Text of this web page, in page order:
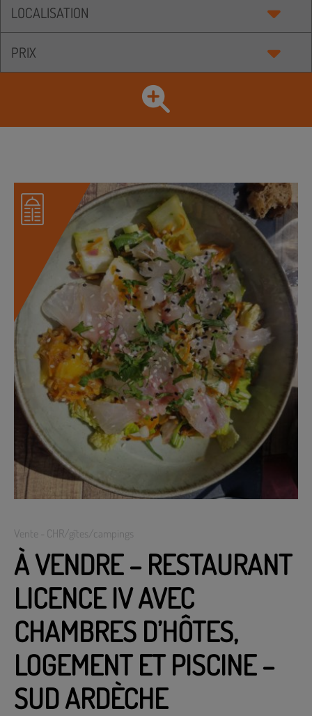
Vente - CHR/gîtes/campings
À VENDRE – RESTAURANT
LICENCE IV AVEC
CHAMBRES D’HÔTES,
LOGEMENT ET PISCINE –
SUD ARDÈCHE